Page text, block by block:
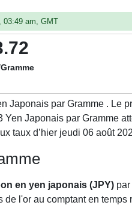
03:49 am, GMT
Japonais par Gramme . Le
Japonais par Gramme
taux d’hier jeudi 06 août
en yen japonais (JPY)
l'or au comptant en temps